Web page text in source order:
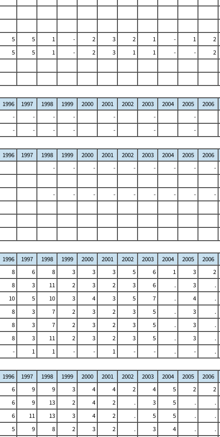
5 5 1 - 2 3 2 1 - 1
2
5
5 1 - 2 3 1 1 - - 2
1996 1997 1998 1999 2000 2001 2002 2003 2004 2005
2006
-
- - - - -
-
-
- - - - - -
1996 1997 1998 1999 2000 2001 2002 2003 2004 2005
2006
-
- - - - - - - -
- - - - - - - - -
1996 1997 1998 1999 2000 2001 2002 2003 2004 2005
2006
8
6 8 3 3 3 5 6 1 3
2
8
3 11 2 3 2 3 6 . 3
.
10
5 10 3 4 3 5 7 . 4
.
8
3 7 2 3 2 3 5 . 3
.
8
3 7 2 3 2 3 5 . 3
.
8
3 11 2 3 2 3 5 . 3
.
-
1 1 - - 1 - - . - .
1996 1997 1998 1999 2000 2001 2002 2003 2004 2005
2006
6
9 9 3 4 4 2 4 5 2
2
6
9 13 2 4 2 . 3 5 .
.
6
11 13 3 4 2 . 5 5 .
.
5
9 8 2 3 2 . 3 4 .
.